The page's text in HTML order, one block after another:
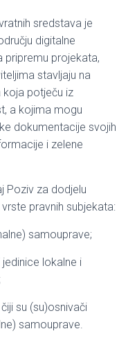
sredstava je
digitalne
pripremu projekata,
stavljaju na
potječu iz
a kojima mogu
dokumentacije svojih
i zelene
Poziv za dodjelu
pravnih subjekata:
samouprave;
lokalne i
su (su)osnivači
samouprave.